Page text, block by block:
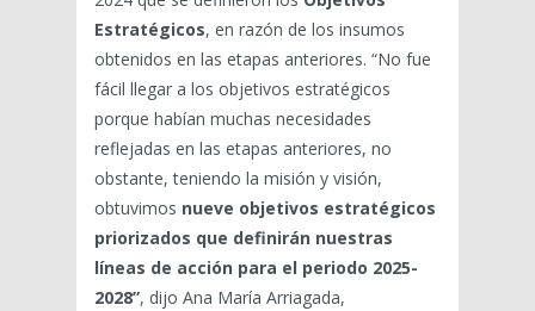
Estratégicos, en razón de los insumos
obtenidos en las etapas anteriores. “No fue
fácil llegar a los objetivos estratégicos
porque habían muchas necesidades
reflejadas en las etapas anteriores, no
obstante, teniendo la misión y visión,
obtuvimos nueve objetivos estratégicos
priorizados que definirán nuestras
líneas de acción para el periodo 2025-
2028”, dijo Ana María Arriagada,